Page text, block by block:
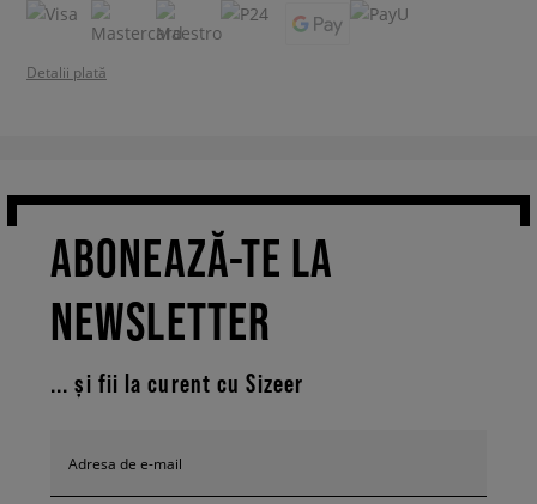
Detalii plată
ABONEAZĂ-TE LA
NEWSLETTER
... și fii la curent cu Sizeer
Adresa de e-mail